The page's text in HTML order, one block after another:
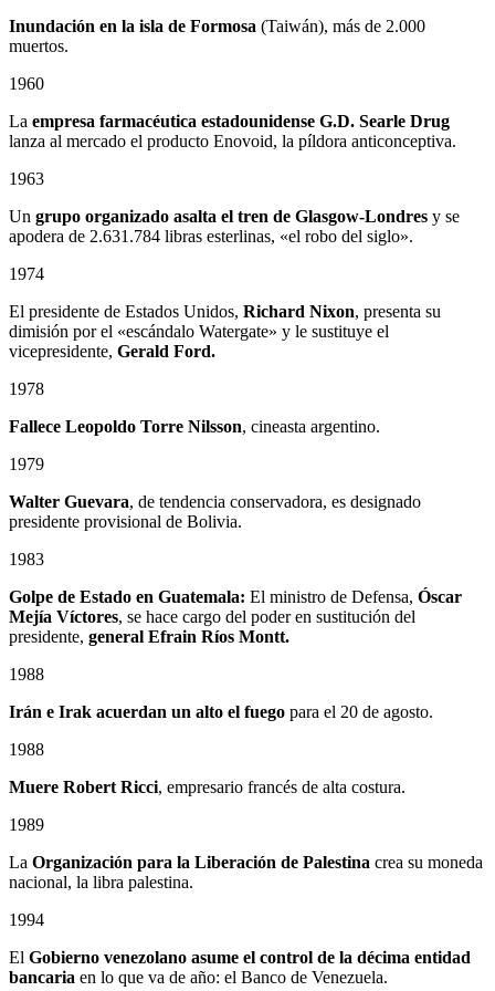
Inundación en la isla de Formosa (Taiwán), más de 2.000
muertos.
1960
La empresa farmacéutica estadounidense G.D. Searle Drug
lanza al mercado el producto Enovoid, la píldora anticonceptiva.
1963
Un grupo organizado asalta el tren de Glasgow-Londres y se
apodera de 2.631.784 libras esterlinas, «el robo del siglo».
1974
El presidente de Estados Unidos, Richard Nixon, presenta su
dimisión por el «escándalo Watergate» y le sustituye el
vicepresidente, Gerald Ford.
1978
Fallece Leopoldo Torre Nilsson, cineasta argentino.
1979
Walter Guevara, de tendencia conservadora, es designado
presidente provisional de Bolivia.
1983
Golpe de Estado en Guatemala: El ministro de Defensa, Óscar
Mejía Víctores, se hace cargo del poder en sustitución del
presidente, general Efrain Ríos Montt.
1988
Irán e Irak acuerdan un alto el fuego para el 20 de agosto.
1988
Muere Robert Ricci, empresario francés de alta costura.
1989
La Organización para la Liberación de Palestina crea su moneda
nacional, la libra palestina.
1994
El Gobierno venezolano asume el control de la décima entidad
bancaria en lo que va de año: el Banco de Venezuela.